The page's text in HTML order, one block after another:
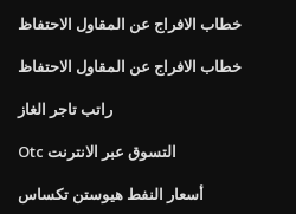
خطاب الافراج عن المقاول الاحتفاظ
خطاب الافراج عن المقاول الاحتفاظ
راتب تاجر الغاز
Otc التسوق عبر الانترنت
أسعار النفط هيوستن تكساس